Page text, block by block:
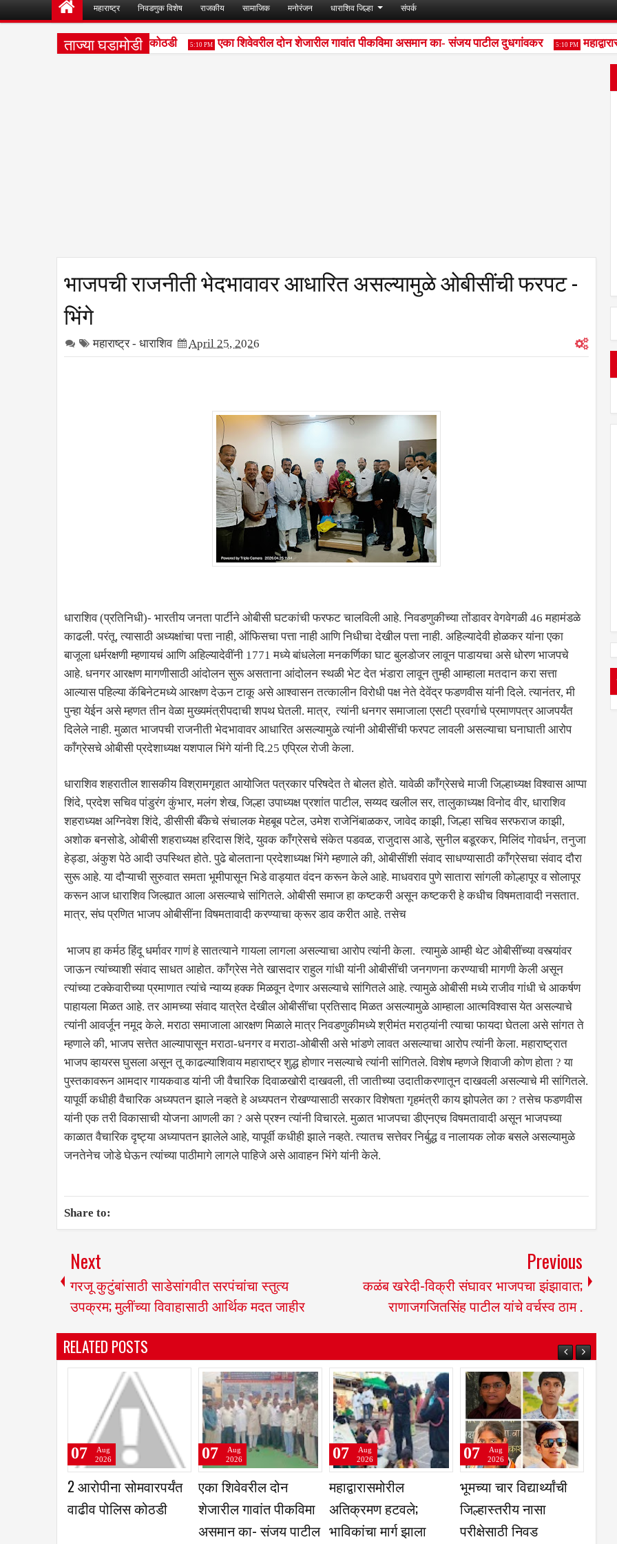
महाराष्ट्र निवडणुक विशेष राजकीय सामाजिक मनोरंजन धाराशिव जिल्हा संपर्क
ताज्या घडामोडी
सोमवारपर्यंत वाढीव पोलिस कोठडी 5:10 PM एका शिवेवरील दोन शेजारील गावांत पीकविमा असमान का- संजय पाटील दुधगांवकर 5:10 PM
भाजपची राजनीती भेदभावावर आधारित असल्यामुळे ओबीसींची फरपट -
भिंगे
महाराष्ट्र - धाराशिव April 25, 2026
धाराशिव (प्रतिनिधी)- भारतीय जनता पार्टीने ओबीसी घटकांची फरफट चालविली आहे. निवडणुकीच्या तोंडावर वेगवेगळी 46 महामंडळे
काढली. परंतू, त्यासाठी अध्यक्षांचा पत्ता नाही, ऑफिसचा पत्ता नाही आणि निधीचा देखील पत्ता नाही. अहिल्यादेवी होळकर यांना एका
बाजूला धर्मरक्षणी म्हणायचं आणि अहिल्यादेवींनी 1771 मध्ये बांधलेला मनकर्णिका घाट बुलडोजर लावून पाडायचा असे धोरण भाजपचे
आहे. धनगर आरक्षण मागणीसाठी आंदोलन सुरू असताना आंदोलन स्थळी भेट देत भंडारा लावून तुम्ही आम्हाला मतदान करा सत्ता
आल्यास पहिल्या कॅबिनेटमध्ये आरक्षण देऊन टाकू असे आश्वासन तत्कालीन विरोधी पक्ष नेते देवेंद्र फडणवीस यांनी दिले. त्यानंतर, मी
पुन्हा येईन असे म्हणत तीन वेळा मुख्यमंत्रीपदाची शपथ घेतली. मात्र, त्यांनी धनगर समाजाला एसटी प्रवर्गाचे प्रमाणपत्र आजपर्यंत
दिलेले नाही. मुळात भाजपची राजनीती भेदभावावर आधारित असल्यामुळे त्यांनी ओबीसींची फरपट लावली असल्याचा घनाघाती आरोप
काँग्रेसचे ओबीसी प्रदेशाध्यक्ष यशपाल भिंगे यांनी दि.25 एप्रिल रोजी केला.
धाराशिव शहरातील शासकीय विश्रामगृहात आयोजित पत्रकार परिषदेत ते बोलत होते. यावेळी काँग्रेसचे माजी जिल्हाध्यक्ष विश्वास आप्पा
शिंदे, प्रदेश सचिव पांडुरंग कुंभार, मलंग शेख, जिल्हा उपाध्यक्ष प्रशांत पाटील, सय्यद खलील सर, तालुकाध्यक्ष विनोद वीर, धाराशिव
शहराध्यक्ष अग्निवेश शिंदे, डीसीसी बँकेचे संचालक मेहबूब पटेल, उमेश राजेनिंबाळकर, जावेद काझी, जिल्हा सचिव सरफराज काझी,
अशोक बनसोडे, ओबीसी शहराध्यक्ष हरिदास शिंदे, युवक काँग्रेसचे संकेत पडवळ, राजुदास आडे, सुनील बडूरकर, मिलिंद गोवर्धन, तनुजा
हेड्डा, अंकुश पेठे आदी उपस्थित होते. पुढे बोलताना प्रदेशाध्यक्ष भिंगे म्हणाले की, ओबीसींशी संवाद साधण्यासाठी काँग्रेसचा संवाद दौरा
सुरू आहे. या दौऱ्याची सुरुवात समता भूमीपासून भिडे वाड्यात वंदन करून केले आहे. माधवराव पुणे सातारा सांगली कोल्हापूर व सोलापूर
करून आज धाराशिव जिल्ह्यात आला असल्याचे सांगितले. ओबीसी समाज हा कष्टकरी असून कष्टकरी हे कधीच विषमतावादी नसतात.
मात्र, संघ प्रणित भाजप ओबीसींना विषमतावादी करण्याचा क्रूर डाव करीत आहे. तसेच
भाजप हा कर्मठ हिंदू धर्मावर गाणं हे सातत्याने गायला लागला असल्याचा आरोप त्यांनी केला. त्यामुळे आम्ही थेट ओबीसींच्या वस्त्यांवर
जाऊन त्यांच्याशी संवाद साधत आहोत. काँग्रेस नेते खासदार राहुल गांधी यांनी ओबीसींची जनगणना करण्याची मागणी केली असून
त्यांच्या टक्केवारीच्या प्रमाणात त्यांचे न्याय्य हक्क मिळवून देणार असल्याचे सांगितले आहे. त्यामुळे ओबीसी मध्ये राजीव गांधी चे आकर्षण
पाहायला मिळत आहे. तर आमच्या संवाद यात्रेत देखील ओबीसींचा प्रतिसाद मिळत असल्यामुळे आम्हाला आत्मविश्वास येत असल्याचे
त्यांनी आवर्जून नमूद केले. मराठा समाजाला आरक्षण मिळाले मात्र निवडणुकीमध्ये श्रीमंत मराठ्यांनी त्याचा फायदा घेतला असे सांगत ते
म्हणाले की, भाजप सत्तेत आल्यापासून मराठा-धनगर व मराठा-ओबीसी असे भांडणे लावत असल्याचा आरोप त्यांनी केला. महाराष्ट्रात
भाजप व्हायरस घुसला असून तू काढल्याशिवाय महाराष्ट्र शुद्ध होणार नसल्याचे त्यांनी सांगितले. विशेष म्हणजे शिवाजी कोण होता ? या
पुस्तकावरून आमदार गायकवाड यांनी जी वैचारिक दिवाळखोरी दाखवली, ती जातीच्या उदातीकरणातून दाखवली असल्याचे मी सांगितले.
यापूर्वी कधीही वैचारिक अध्यपतन झाले नव्हते हे अध्यपतन रोखण्यासाठी सरकार विशेषता गृहमंत्री काय झोपलेत का ? तसेच फडणवीस
यांनी एक तरी विकासाची योजना आणली का ? असे प्रश्न त्यांनी विचारले. मुळात भाजपचा डीएनएच विषमतावादी असून भाजपच्या
काळात वैचारिक दृष्ट्या अध्यापतन झालेले आहे, यापूर्वी कधीही झाले नव्हते. त्यातच सत्तेवर निर्बुद्ध व नालायक लोक बसले असल्यामुळे
जनतेनेच जोडे घेऊन त्यांच्या पाठीमागे लागले पाहिजे असे आवाहन भिंगे यांनी केले.
Share to:
Next
गरजू कुटुंबांसाठी साडेसांगवीत सरपंचांचा स्तुत्य
उपक्रम; मुलींच्या विवाहासाठी आर्थिक मदत जाहीर
Previous
कळंब खरेदी-विक्री संघावर भाजपचा झंझावात;
राणाजगजितसिंह पाटील यांचे वर्चस्व ठाम .
RELATED POSTS
विद्यार्थ्यांची
धाराशीव रिपब्लिकन
सेनेच्या जिल्हा बैठकीत
07
Aug
2026
गोपाळवाडी येथे महिला
ग्रामसंघ सभा संपन्न
07
Aug
2 आरोपीना सोमवारपर्यंत
वाढीव पोलिस कोठडी
07
Aug
2026
एका शिवेवरील दोन
शेजारील गावांत पीकविमा
असमान का- संजय पाटील
07
Aug
2026